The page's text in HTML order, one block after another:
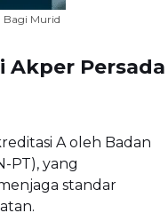
Bagi Murid
Akper Persada
A oleh Badan
PT), yang
standar